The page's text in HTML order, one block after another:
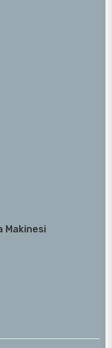
Makinesi